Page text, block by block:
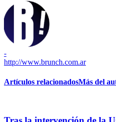
-
http://www.brunch.com.ar
Artículos relacionadosMás del